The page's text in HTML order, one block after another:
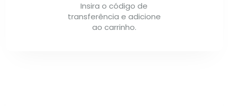
Insira o código de
transferência e adicione
ao carrinho.